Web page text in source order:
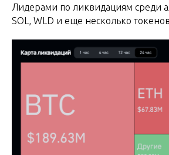
Лидерами по ликвидациям среди
SOL, WLD и еще несколько